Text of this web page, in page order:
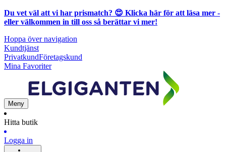
Du vet väl att vi har prismatch? 😍 Klicka här för att läsa mer -
eller välkommen in till oss så berättar vi mer!
Hoppa över navigation
Kundtjänst
PrivatkundFöretagskund
Mina Favoriter
Meny
Hitta butik
Logga in